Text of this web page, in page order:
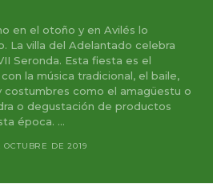
en el otoño y en Avilés lo
La villa del Adelantado celebra
Seronda. Esta fiesta es el
la música tradicional, el baile,
costumbres como el amagüestu o
o degustación de productos
época. ...
OCTUBRE DE 2019